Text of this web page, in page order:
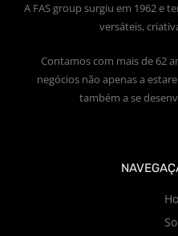
A FAS group surgiu em 1962 e
versáteis,
Contamos com mais de 62
negócios não apenas a
também a se